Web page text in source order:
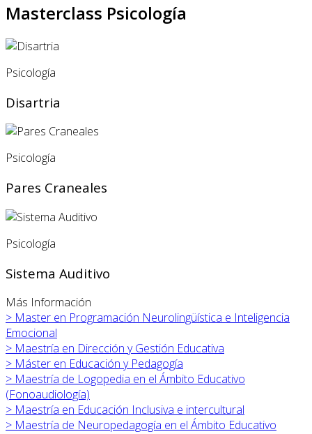
Masterclass Psicología
Psicología
Disartria
Psicología
Pares Craneales
Psicología
Sistema Auditivo
Más Información
> Master en Programación Neurolingüística e Inteligencia
Emocional
> Maestría en Dirección y Gestión Educativa
> Máster en Educación y Pedagogía
> Maestría de Logopedia en el Ámbito Educativo
(Fonoaudiología)
> Maestría en Educación Inclusiva e intercultural
> Maestría de Neuropedagogía en el Ámbito Educativo